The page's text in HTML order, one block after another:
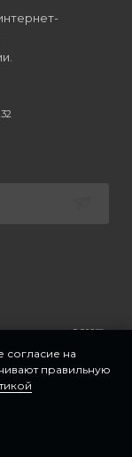
согласие на
правильную